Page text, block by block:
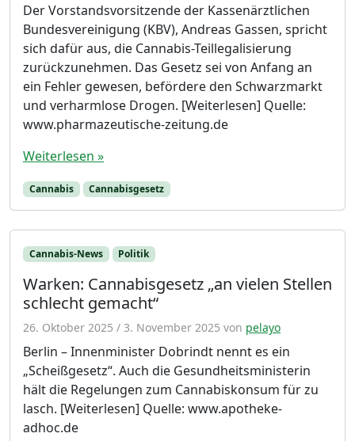
Der Vorstandsvorsitzende der Kassenärztlichen
Bundesvereinigung (KBV), Andreas Gassen, spricht
sich dafür aus, die Cannabis-Teillegalisierung
zurückzunehmen. Das Gesetz sei von Anfang an
ein Fehler gewesen, befördere den Schwarzmarkt
und verharmlose Drogen. [Weiterlesen] Quelle:
www.pharmazeutische-zeitung.de
Weiterlesen »
Cannabis Cannabisgesetz
Cannabis-News Politik
Warken: Cannabisgesetz „an vielen Stellen
schlecht gemacht“
26. Oktober 2025 / 3. November 2025 von pelayo
Berlin – Innenminister Dobrindt nennt es ein
„Scheißgesetz“. Auch die Gesundheitsministerin
hält die Regelungen zum Cannabiskonsum für zu
lasch. [Weiterlesen] Quelle: www.apotheke-
adhoc.de